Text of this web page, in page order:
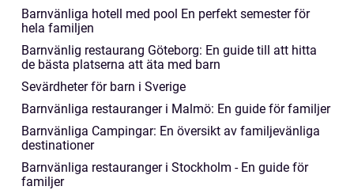
Barnvänliga hotell med pool En perfekt semester för
hela familjen
Barnvänlig restaurang Göteborg: En guide till att hitta
de bästa platserna att äta med barn
Sevärdheter för barn i Sverige
Barnvänliga restauranger i Malmö: En guide för familjer
Barnvänliga Campingar: En översikt av familjevänliga
destinationer
Barnvänliga restauranger i Stockholm - En guide för
familjer